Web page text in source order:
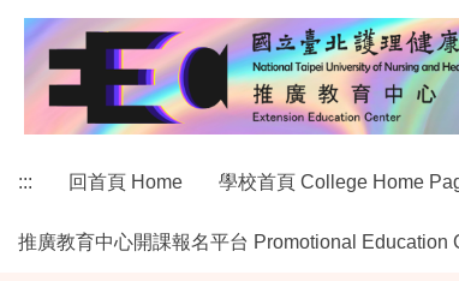
跳
到
內
區
::: 回首頁 Home 學校首頁 College Home
推廣教育中心開課報名平台 Promotional Education